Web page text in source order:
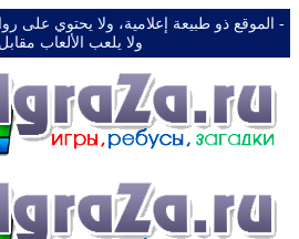
-️ الموقع ذو طبيعة إعلامية، ولا يحتوي على
ولا يلعب الألعاب